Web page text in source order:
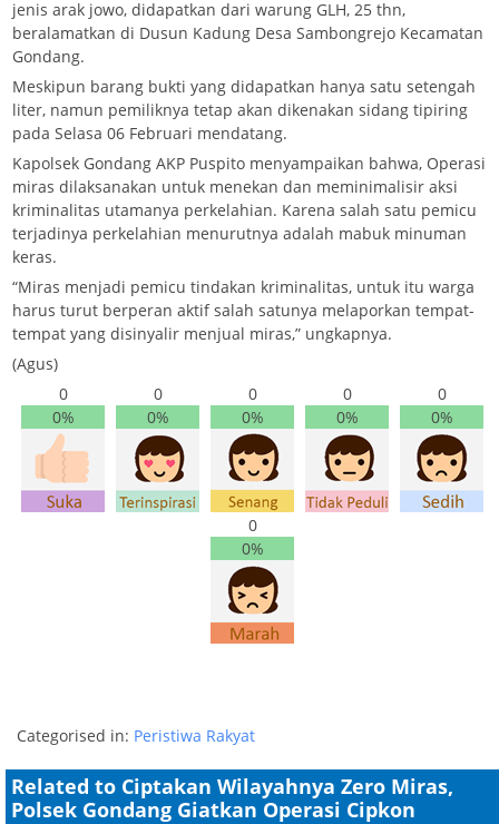
jenis arak jowo, didapatkan dari warung GLH, 25 thn,
beralamatkan di Dusun Kadung Desa Sambongrejo Kecamatan
Gondang.
Meskipun barang bukti yang didapatkan hanya satu setengah
liter, namun pemiliknya tetap akan dikenakan sidang tipiring
pada Selasa 06 Februari mendatang.
Kapolsek Gondang AKP Puspito menyampaikan bahwa, Operasi
miras dilaksanakan untuk menekan dan meminimalisir aksi
kriminalitas utamanya perkelahian. Karena salah satu pemicu
terjadinya perkelahian menurutnya adalah mabuk minuman
keras.
“Miras menjadi pemicu tindakan kriminalitas, untuk itu warga
harus turut berperan aktif salah satunya melaporkan tempat-
tempat yang disinyalir menjual miras,” ungkapnya.
(Agus)
0
0%
0
0%
0
0%
0
0%
0
0%
0
0%
Categorised in: Peristiwa Rakyat
Related to Ciptakan Wilayahnya Zero Miras,
Polsek Gondang Giatkan Operasi Cipkon